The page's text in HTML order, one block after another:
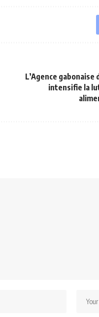
L’Agence
intensifie la